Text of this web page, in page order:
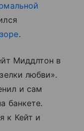
.
Миддлтон в
любви».
и сам
банкете.
к Кейт и